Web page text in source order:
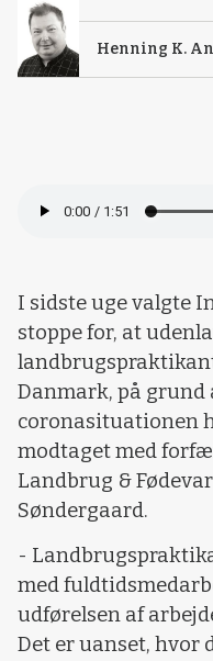
Henning K.
I sidste uge valgte
stoppe for, at
Danmark, på
coronasituationen
modtaget med
Landbrug &
Søndergaard.
-
med
udførelsen af
Det er uanset, hvor